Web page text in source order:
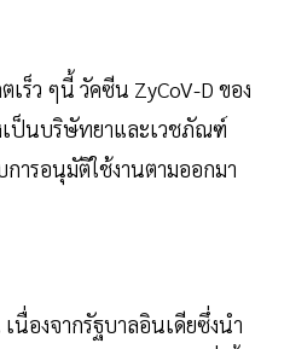
เร็ว ๆนี้ วัคซีน ZyCoV-D ของ
เป็นบริษัทยาและเวชภัณฑ์
ารอนุมัติใช้งานตามออกมา
องจากรัฐบาลอินเดียซึ่งนำ